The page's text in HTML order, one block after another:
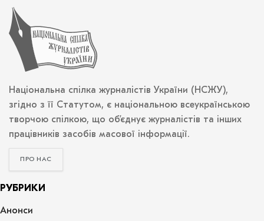
Національна спілка журналістів України (НСЖУ),
згідно з її Статутом, є національною всеукраїнською
творчою спілкою, що об’єднує журналістів та інших
працівників засобів масової інформації.
ПРО НАС
РУБРИКИ
Анонси